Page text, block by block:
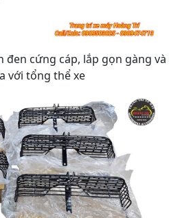
đen cứng cáp, lắp gọn gàng và
với tổng thể xe